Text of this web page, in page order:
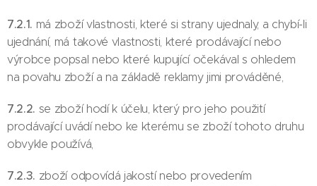
7.2.1. má zboží vlastnosti, které si strany ujednaly, a chybí-li
ujednání, má takové vlastnosti, které prodávající nebo
výrobce popsal nebo které kupující očekával s ohledem
na povahu zboží a na základě reklamy jimi prováděné,
7.2.2. se zboží hodí k účelu, který pro jeho použití
prodávající uvádí nebo ke kterému se zboží tohoto druhu
obvykle používá,
7.2.3. zboží odpovídá jakostí nebo provedením